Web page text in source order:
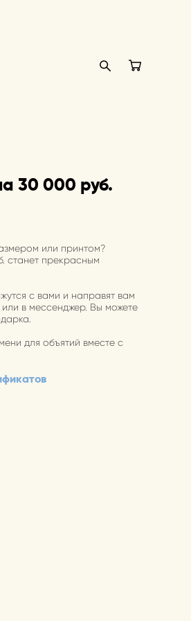
30 000 руб.
или принтом?
станет прекрасным
с вами и направят вам
в мессенджер. Вы можете
для объятий вместе с